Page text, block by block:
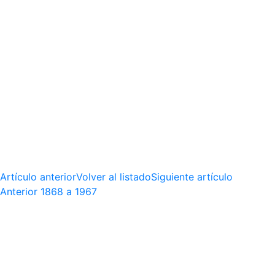
Artículo anteriorVolver al listadoSiguiente artículo
Anterior 1868 a 1967